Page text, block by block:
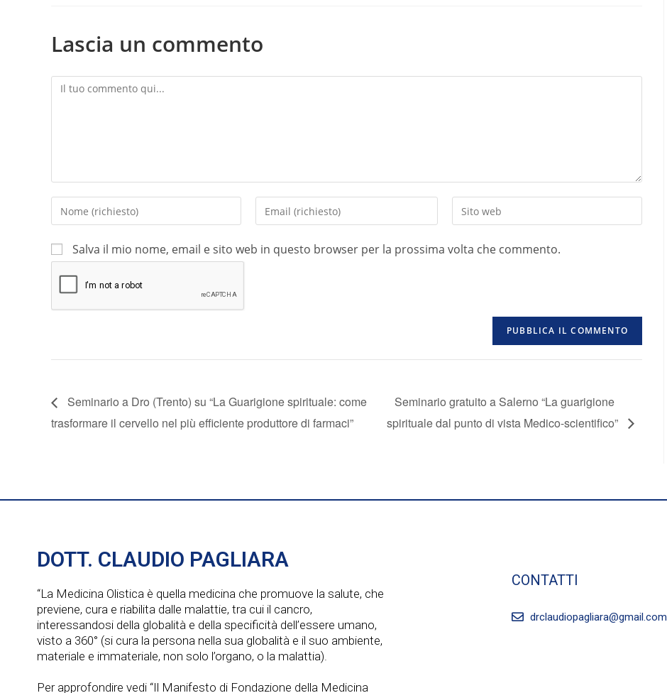
Lascia un commento
Salva il mio nome, email e sito web in questo browser per la prossima volta che commento.
Seminario a Dro (Trento) su “La Guarigione spirituale: come
trasformare il cervello nel più efficiente produttore di farmaci”
Seminario gratuito a Salerno “La guarigione
spirituale dal punto di vista Medico-scientifico”
DOTT. CLAUDIO PAGLIARA
“La Medicina Olistica è quella medicina che promuove la salute, che
previene, cura e riabilita dalle malattie, tra cui il cancro,
interessandosi della globalità e della specificità dell’essere umano,
visto a 360° (si cura la persona nella sua globalità e il suo ambiente,
materiale e immateriale, non solo l’organo, o la malattia).
Per approfondire vedi “Il Manifesto di Fondazione della Medicina
CONTATTI
drclaudiopagliara@gmail.com